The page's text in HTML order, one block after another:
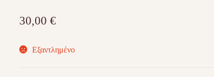
30,00€
Εξαντλημένο